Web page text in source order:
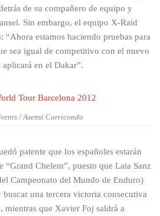
de su compañero de equipo y
Sin embargo, el equipo X-Raid
“Ahora estamos haciendo pruebas para
sea igual de competitivo con el nuevo
en el Dakar”.
/ Asensi Carricondo
patente que los españoles estarán
“Grand Chelem”, puesto que Laia Sanz
Campeonato del Mundo de Enduro)
una tercera victoria consecutiva
mientras que Xavier Foj saldrá a